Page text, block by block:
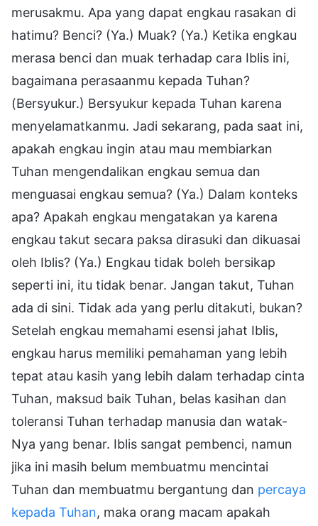
merusakmu. Apa yang dapat engkau rasakan di
hatimu? Benci? (Ya.) Muak? (Ya.) Ketika engkau
merasa benci dan muak terhadap cara Iblis ini,
bagaimana perasaanmu kepada Tuhan?
(Bersyukur.) Bersyukur kepada Tuhan karena
menyelamatkanmu. Jadi sekarang, pada saat ini,
apakah engkau ingin atau mau membiarkan
Tuhan mengendalikan engkau semua dan
menguasai engkau semua? (Ya.) Dalam konteks
apa? Apakah engkau mengatakan ya karena
engkau takut secara paksa dirasuki dan dikuasai
oleh Iblis? (Ya.) Engkau tidak boleh bersikap
seperti ini, itu tidak benar. Jangan takut, Tuhan
ada di sini. Tidak ada yang perlu ditakuti, bukan?
Setelah engkau memahami esensi jahat Iblis,
engkau harus memiliki pemahaman yang lebih
tepat atau kasih yang lebih dalam terhadap cinta
Tuhan, maksud baik Tuhan, belas kasihan dan
toleransi Tuhan terhadap manusia dan watak-
Nya yang benar. Iblis sangat pembenci, namun
jika ini masih belum membuatmu mencintai
Tuhan dan membuatmu bergantung dan percaya
kepada Tuhan, maka orang macam apakah